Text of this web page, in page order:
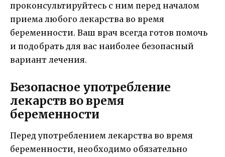
проконсультируйтесь с ним перед началом
приема любого лекарства во время
беременности. Ваш врач всегда готов помочь
и подобрать для вас наиболее безопасный
вариант лечения.
Безопасное употребление
лекарств во время
беременности
Перед употреблением лекарства во время
беременности, необходимо обязательно